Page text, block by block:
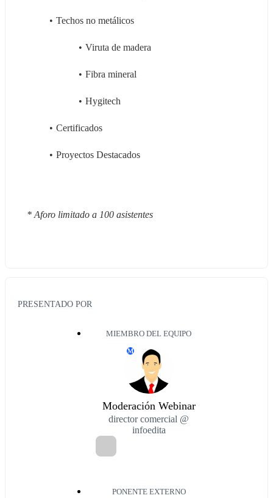
Techos no metálicos
Viruta de madera
Fibra mineral
Hygitech
Certificados
Proyectos Destacados
* Aforo limitado a 100 asistentes
PRESENTADO POR
MIEMBRO DEL EQUIPO
M
Moderación Webinar
director comercial @
infoedita
PONENTE EXTERNO